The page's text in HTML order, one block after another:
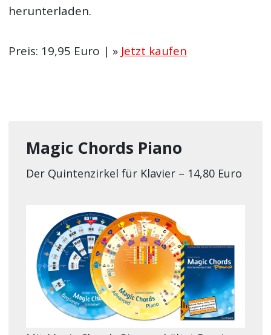
herunterladen.
Preis: 19,95 Euro | » Jetzt kaufen
Magic Chords Piano
Der Quintenzirkel für Klavier – 14,80 Euro